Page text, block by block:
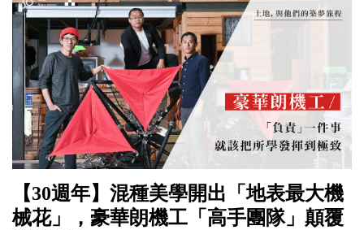
【30週年】混種美學開出「地表最大機
械花」，豪華朗機工「高手團隊」顛覆